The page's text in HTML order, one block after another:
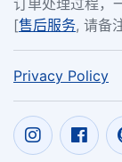
订单处理过程，
[售后服务, 请备
Privacy Policy